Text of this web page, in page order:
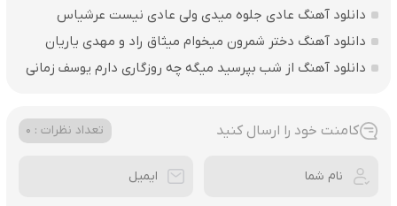
دانلود آهنگ عادی جلوه میدی ولی عادی نیست عرشیاس
دانلود آهنگ دختر شمرون میخوام میثاق راد و مهدی یاریان
دانلود آهنگ از شب بپرسید میگه چه روزگاری دارم یوسف زمانی
کامنت خود را ارسال کنید تعداد نظرات : 0